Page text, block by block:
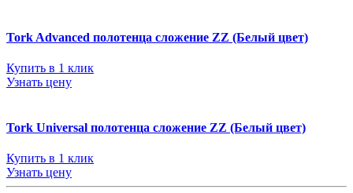
Tork Advanced полотенца сложение ZZ (Белый цвет)
Купить в 1 клик
Узнать цену
Tork Universal полотенца сложение ZZ (Белый цвет)
Купить в 1 клик
Узнать цену